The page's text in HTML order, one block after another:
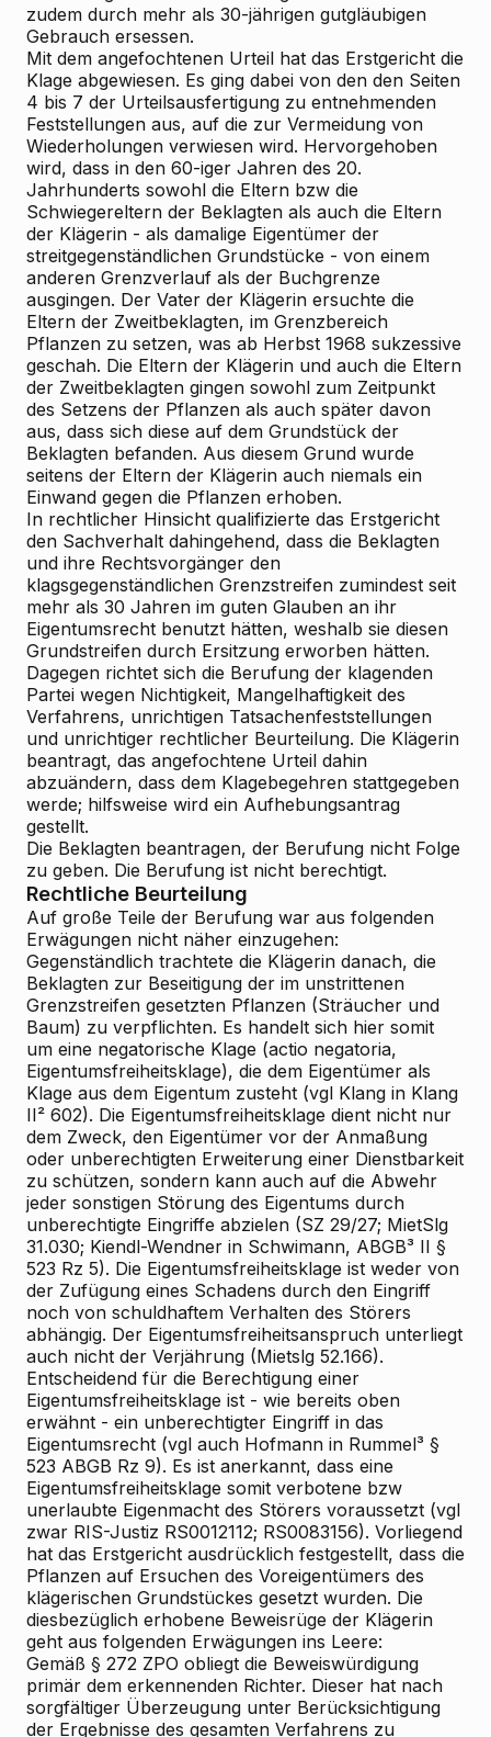
zudem durch mehr als 30-jährigen gutgläubigen
Gebrauch ersessen.
Mit dem angefochtenen Urteil hat das Erstgericht die
Klage abgewiesen. Es ging dabei von den den Seiten
4 bis 7 der Urteilsausfertigung zu entnehmenden
Feststellungen aus, auf die zur Vermeidung von
Wiederholungen verwiesen wird. Hervorgehoben
wird, dass in den 60-iger Jahren des 20.
Jahrhunderts sowohl die Eltern bzw die
Schwiegereltern der Beklagten als auch die Eltern
der Klägerin - als damalige Eigentümer der
streitgegenständlichen Grundstücke - von einem
anderen Grenzverlauf als der Buchgrenze
ausgingen. Der Vater der Klägerin ersuchte die
Eltern der Zweitbeklagten, im Grenzbereich
Pflanzen zu setzen, was ab Herbst 1968 sukzessive
geschah. Die Eltern der Klägerin und auch die Eltern
der Zweitbeklagten gingen sowohl zum Zeitpunkt
des Setzens der Pflanzen als auch später davon
aus, dass sich diese auf dem Grundstück der
Beklagten befanden. Aus diesem Grund wurde
seitens der Eltern der Klägerin auch niemals ein
Einwand gegen die Pflanzen erhoben.
In rechtlicher Hinsicht qualifizierte das Erstgericht
den Sachverhalt dahingehend, dass die Beklagten
und ihre Rechtsvorgänger den
klagsgegenständlichen Grenzstreifen zumindest seit
mehr als 30 Jahren im guten Glauben an ihr
Eigentumsrecht benutzt hätten, weshalb sie diesen
Grundstreifen durch Ersitzung erworben hätten.
Dagegen richtet sich die Berufung der klagenden
Partei wegen Nichtigkeit, Mangelhaftigkeit des
Verfahrens, unrichtigen Tatsachenfeststellungen
und unrichtiger rechtlicher Beurteilung. Die Klägerin
beantragt, das angefochtene Urteil dahin
abzuändern, dass dem Klagebegehren stattgegeben
werde; hilfsweise wird ein Aufhebungsantrag
gestellt.
Die Beklagten beantragen, der Berufung nicht Folge
zu geben. Die Berufung ist nicht berechtigt.
Rechtliche Beurteilung
Auf große Teile der Berufung war aus folgenden
Erwägungen nicht näher einzugehen:
Gegenständlich trachtete die Klägerin danach, die
Beklagten zur Beseitigung der im unstrittenen
Grenzstreifen gesetzten Pflanzen (Sträucher und
Baum) zu verpflichten. Es handelt sich hier somit
um eine negatorische Klage (actio negatoria,
Eigentumsfreiheitsklage), die dem Eigentümer als
Klage aus dem Eigentum zusteht (vgl Klang in Klang
II² 602). Die Eigentumsfreiheitsklage dient nicht nur
dem Zweck, den Eigentümer vor der Anmaßung
oder unberechtigten Erweiterung einer Dienstbarkeit
zu schützen, sondern kann auch auf die Abwehr
jeder sonstigen Störung des Eigentums durch
unberechtigte Eingriffe abzielen (SZ 29/27; MietSlg
31.030; Kiendl-Wendner in Schwimann, ABGB³ II §
523 Rz 5). Die Eigentumsfreiheitsklage ist weder von
der Zufügung eines Schadens durch den Eingriff
noch von schuldhaftem Verhalten des Störers
abhängig. Der Eigentumsfreiheitsanspruch unterliegt
auch nicht der Verjährung (Mietslg 52.166).
Entscheidend für die Berechtigung einer
Eigentumsfreiheitsklage ist - wie bereits oben
erwähnt - ein unberechtigter Eingriff in das
Eigentumsrecht (vgl auch Hofmann in Rummel³ §
523 ABGB Rz 9). Es ist anerkannt, dass eine
Eigentumsfreiheitsklage somit verbotene bzw
unerlaubte Eigenmacht des Störers voraussetzt (vgl
zwar RIS-Justiz RS0012112; RS0083156). Vorliegend
hat das Erstgericht ausdrücklich festgestellt, dass die
Pflanzen auf Ersuchen des Voreigentümers des
klägerischen Grundstückes gesetzt wurden. Die
diesbezüglich erhobene Beweisrüge der Klägerin
geht aus folgenden Erwägungen ins Leere:
Gemäß § 272 ZPO obliegt die Beweiswürdigung
primär dem erkennenden Richter. Dieser hat nach
sorgfältiger Überzeugung unter Berücksichtigung
der Ergebnisse des gesamten Verfahrens zu